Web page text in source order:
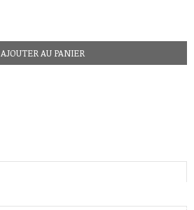
AJOUTER AU PANIER